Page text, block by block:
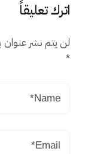
اترك تعليقاً
لن يتم نشر عنوان
*